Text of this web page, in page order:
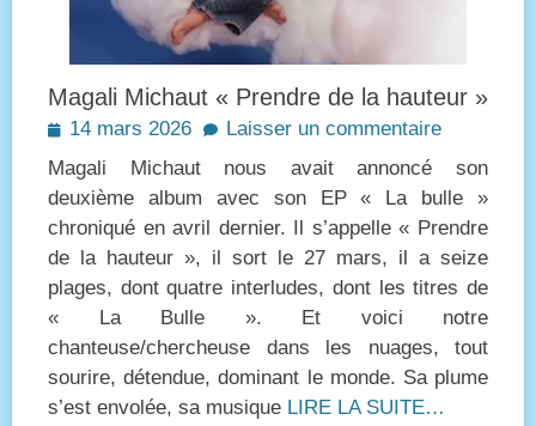
Magali Michaut « Prendre de la hauteur »
Posted
14 mars 2026
Laisser un commentaire
Magali Michaut nous avait annoncé son
deuxième album avec son EP « La bulle »
chroniqué en avril dernier. Il s’appelle « Prendre
de la hauteur », il sort le 27 mars, il a seize
plages, dont quatre interludes, dont les titres de
« La Bulle ». Et voici notre
chanteuse/chercheuse dans les nuages, tout
sourire, détendue, dominant le monde. Sa plume
s’est envolée, sa musique LIRE LA SUITE…